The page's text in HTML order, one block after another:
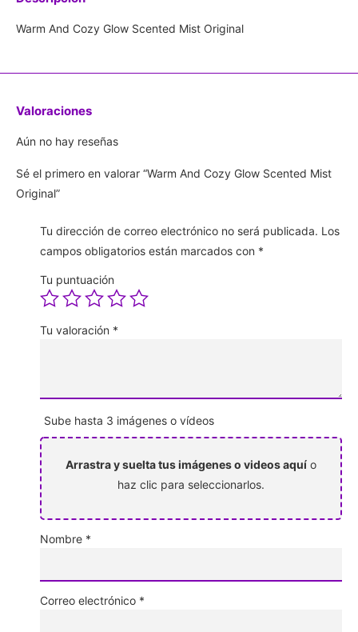
Warm And Cozy Glow Scented Mist Original
Valoraciones
Aún no hay reseñas
Sé el primero en valorar “Warm And Cozy Glow Scented Mist
Original”
Tu dirección de correo electrónico no será publicada. Los
campos obligatorios están marcados con *
Tu puntuación
Tu valoración *
Sube hasta 3 imágenes o vídeos
Arrastra y suelta tus imágenes o videos aquí o
haz clic para seleccionarlos.
Nombre *
Correo electrónico *